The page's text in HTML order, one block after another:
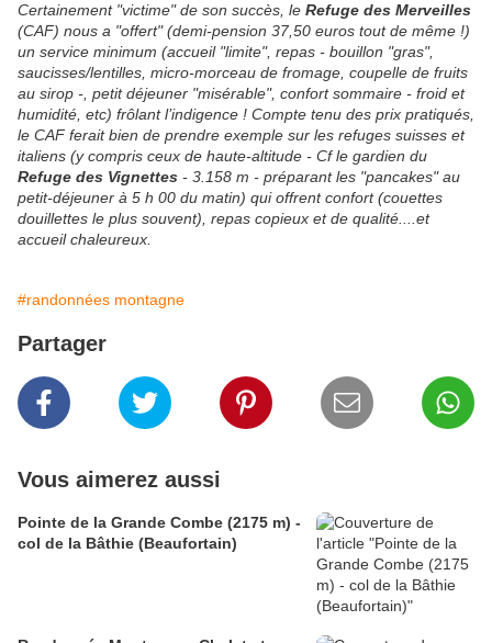
Certainement "victime" de son succès, le Refuge des Merveilles
(CAF) nous a "offert" (demi-pension 37,50 euros tout de même !)
un service minimum (accueil "limite", repas - bouillon "gras",
saucisses/lentilles, micro-morceau de fromage, coupelle de fruits
au sirop -, petit déjeuner "misérable", confort sommaire - froid et
humidité, etc) frôlant l’indigence ! Compte tenu des prix pratiqués,
le CAF ferait bien de prendre exemple sur les refuges suisses et
italiens (y compris ceux de haute-altitude - Cf le gardien du
Refuge des Vignettes - 3.158 m - préparant les "pancakes" au
petit-déjeuner à 5 h 00 du matin) qui offrent confort (couettes
douillettes le plus souvent), repas copieux et de qualité....et
accueil chaleureux.
#randonnées montagne
Partager
Vous aimerez aussi
Pointe de la Grande Combe (2175 m) -
col de la Bâthie (Beaufortain)